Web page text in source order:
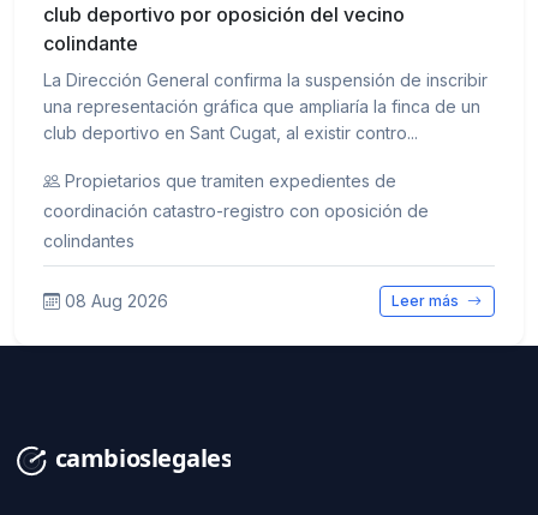
club deportivo por oposición del vecino
colindante
La Dirección General confirma la suspensión de inscribir
una representación gráfica que ampliaría la finca de un
club deportivo en Sant Cugat, al existir contro...
Propietarios que tramiten expedientes de
coordinación catastro-registro con oposición de
colindantes
08 Aug 2026 Leer más